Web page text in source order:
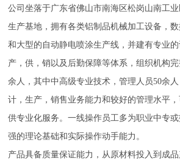
公司坐落于广东省佛山市南海区松岗山南工
生产基地，拥有各类铝制品机械加工设备，
和大型的自动静电喷涂生产线，并建有专业
产，供，销以及后勤保障等体系，组织机构
余人，其中中高级专业技术，管理人员50余
计，生产，销售业务能力和较好的管理水平
供专业化服务。一线操作员工多为职业中专
强的理论基础和实际操作动手能力。
产品具备质量保证能力，从原材料投入到成